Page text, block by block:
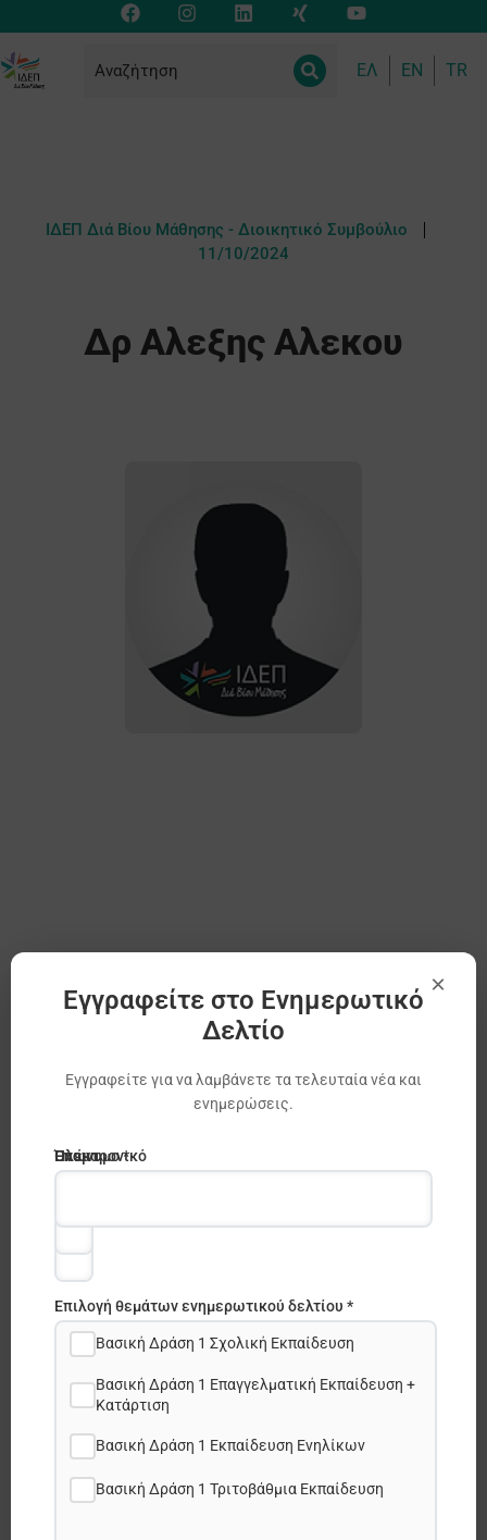
ΕΛ EN TR
ΙΔΕΠ Διά Βίου Μάθησης - Διοικητικό Συμβούλιο
11/10/2024
Δρ Αλεξης Αλεκου
×
Εγγραφείτε στο Ενημερωτικό
Δελτίο
Εγγραφείτε για να λαμβάνετε τα τελευταία νέα και
ενημερώσεις.
Ηλεκτρονικό
Όνομα
Επώνυμο *
Επιλογή θεμάτων ενημερωτικού δελτίου *
Βασική Δράση 1 Σχολική Εκπαίδευση
Βασική Δράση 1 Επαγγελματική Εκπαίδευση +
Κατάρτιση
Βασική Δράση 1 Εκπαίδευση Ενηλίκων
Βασική Δράση 1 Τριτοβάθμια Εκπαίδευση